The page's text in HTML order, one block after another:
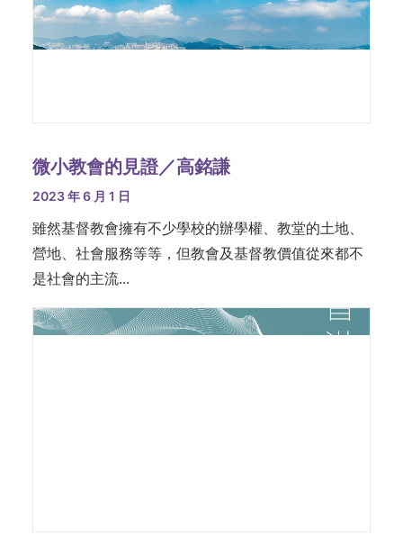
微小教會的見證／高銘謙
2023 年 6 月 1 日
雖然基督教會擁有不少學校的辦學權、教堂的土地、
營地、社會服務等等，但教會及基督教價值從來都不
是社會的主流...